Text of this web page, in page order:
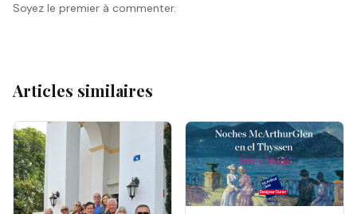
Soyez le premier à commenter.
Articles similaires